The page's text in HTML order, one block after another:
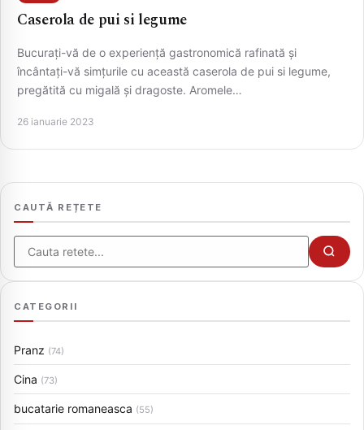
Caserola de pui si legume
Bucurați-vă de o experiență gastronomică rafinată și
încântați-vă simțurile cu această caserola de pui si legume,
pregătită cu migală și dragoste. Aromele…
26 ianuarie 2023
CAUTĂ REȚETE
Cauta
CATEGORII
Pranz (74)
Cina (73)
bucatarie romaneasca (55)